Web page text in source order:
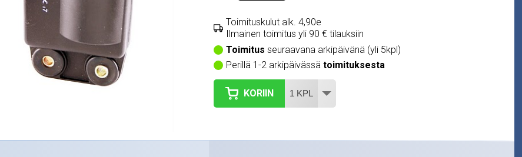
Toimituskulut alk. 4,90e
Ilmainen toimitus yli 90 € tilauksiin
Toimitus seuraavana arkipäivänä (yli 5kpl)
Perillä 1-2 arkipäivässä toimituksesta
KORIIN